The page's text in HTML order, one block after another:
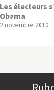
Les électeurs
Obama
2 novembre 2010